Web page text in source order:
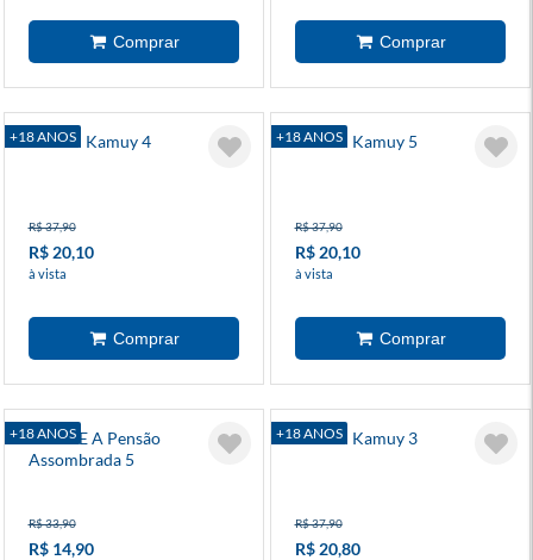
+18 ANOS
Golden Kamuy 4
R$ 37,90
R$ 20,10
à vista
+18 ANOS
Golden Kamuy 5
R$ 37,90
R$ 20,10
à vista
+18 ANOS
Yuuna E A Pensão
Assombrada 5
R$ 33,90
R$ 14,90
+18 ANOS
Golden Kamuy 3
R$ 37,90
R$ 20,80